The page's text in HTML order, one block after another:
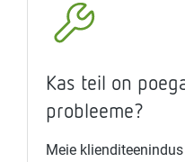
Kas teil on
probleeme?
Meie